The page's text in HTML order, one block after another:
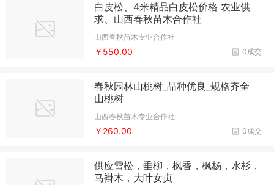
白皮松、4米精品白皮松价格 农业供
求、山西春秋苗木合作社
山西春秋苗木专业合作社
0成交
￥550.00
春秋园林山桃树_品种优良_规格齐全
山桃树
山西春秋苗木专业合作社
0成交
￥260.00
供应雪松，垂柳，枫香，枫杨，水杉，
马褂木，大叶女贞